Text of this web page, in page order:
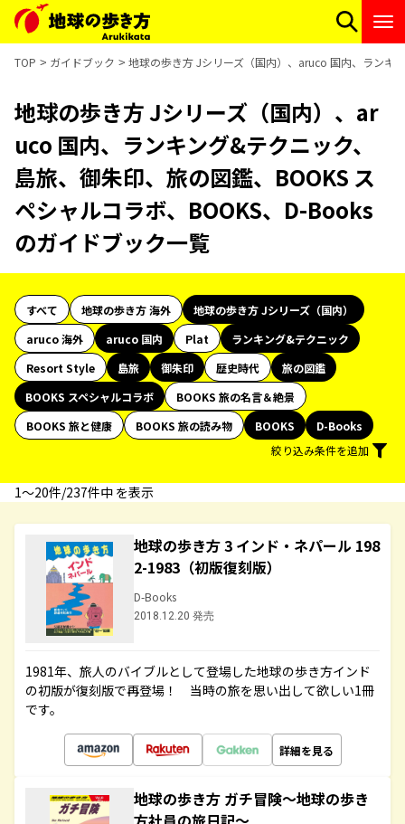
TOP ガイドブック 地球の歩き方 Jシリーズ（国内）、aruco 国内、ランキ
地球の歩き方 Jシリーズ（国内）、ar
uco 国内、ランキング&テクニック、
島旅、御朱印、旅の図鑑、BOOKS ス
ペシャルコラボ、BOOKS、D-Books
のガイドブック一覧
すべて 地球の歩き方 海外
地球の歩き方 Jシリーズ（国内）
aruco 海外
aruco 国内 Plat
ランキング&テクニック
Resort Style
島旅 御朱印 歴史時代
旅の図鑑
BOOKS スペシャルコラボ
BOOKS 旅の名言＆絶景
BOOKS 旅と健康
BOOKS 旅の読み物 BOOKS
D-Books
絞り込み条件を追加
1〜20件/237件中 を表示
地球の歩き方 3 インド・ネパール 198
2-1983（初版復刻版）
D-Books
2018.12.20 発売
1981年、旅人のバイブルとして登場した地球の歩き方インド
の初版が復刻版で再登場！ 当時の旅を思い出して欲しい1冊
です。
詳細を見る
地球の歩き方 ガチ冒険～地球の歩き